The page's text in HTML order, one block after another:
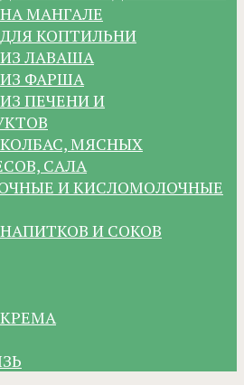
МАНГАЛЕ
КОПТИЛЬНИ
ЛАВАША
ФАРША
ПЕЧЕНИ И
МЯСНЫХ
САЛА
И КИСЛОМОЛОЧНЫЕ
И СОКОВ